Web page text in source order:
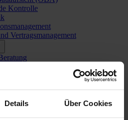
Details Über Cookies
Kontrolle
Vertragsmanagement